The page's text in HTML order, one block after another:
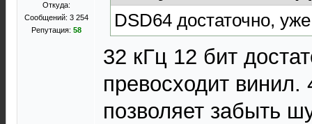
Откуда:
Сообщений: 3 254
Репутация: 58
DSD64 достаточно,
32 кГц 12 бит
превосходит
позволяет забыть